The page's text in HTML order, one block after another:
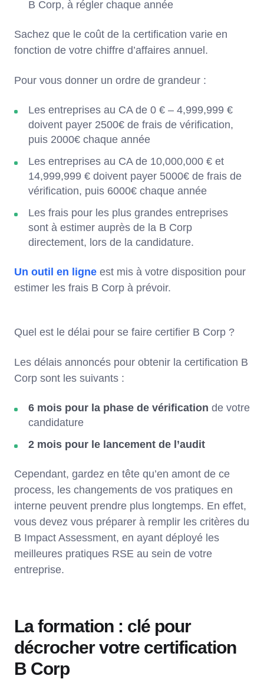
B Corp, à régler chaque année
Sachez que le coût de la certification varie en
fonction de votre chiffre d’affaires annuel.
Pour vous donner un ordre de grandeur :
Les entreprises au CA de 0 € – 4,999,999 €
doivent payer 2500€ de frais de vérification,
puis 2000€ chaque année
Les entreprises au CA de 10,000,000 € et
14,999,999 € doivent payer 5000€ de frais de
vérification, puis 6000€ chaque année
Les frais pour les plus grandes entreprises
sont à estimer auprès de la B Corp
directement, lors de la candidature.
Un outil en ligne est mis à votre disposition pour
estimer les frais B Corp à prévoir.
Quel est le délai pour se faire certifier B Corp ?
Les délais annoncés pour obtenir la certification B
Corp sont les suivants :
6 mois pour la phase de vérification de votre
candidature
2 mois pour le lancement de l’audit
Cependant, gardez en tête qu’en amont de ce
process, les changements de vos pratiques en
interne peuvent prendre plus longtemps. En effet,
vous devez vous préparer à remplir les critères du
B Impact Assessment, en ayant déployé les
meilleures pratiques RSE au sein de votre
entreprise.
La formation : clé pour
décrocher votre certification
B Corp